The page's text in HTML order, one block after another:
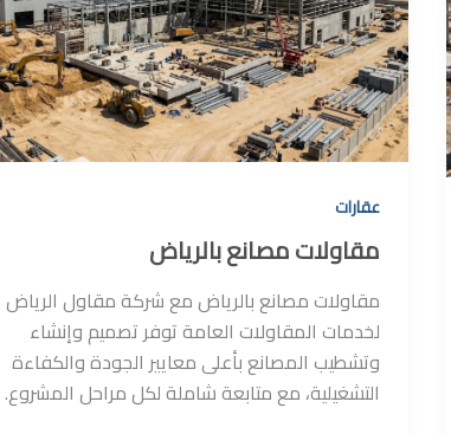
عقارات
مقاولات مصانع بالرياض
مقاولات مصانع بالرياض مع شركة مقاول الرياض
لخدمات المقاولات العامة توفر تصميم وإنشاء
وتشطيب المصانع بأعلى معايير الجودة والكفاءة
التشغيلية، مع متابعة شاملة لكل مراحل المشروع.